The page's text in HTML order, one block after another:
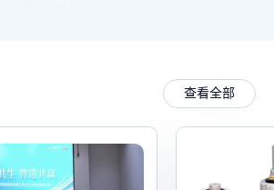
查看全部